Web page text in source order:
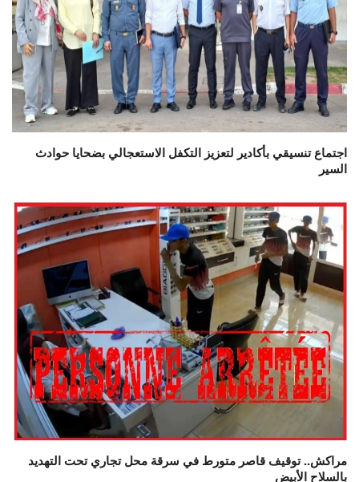
اجتماع تنسيقي بأكادير لتعزيز التكفل الاستعجالي بضحايا حوادث
السير
مراكش.. توقيف قاصر متورط في سرقة محل تجاري تحت التهديد
بالسلاح الأبيض